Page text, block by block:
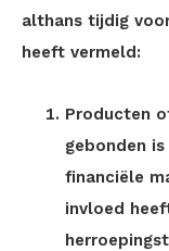
althans tijdig
heeft vermeld:
Producten
gebonden
financiële
invloed